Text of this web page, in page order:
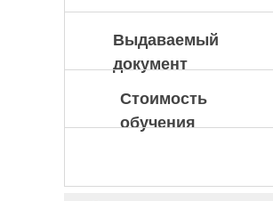
Выдаваемый
документ
Стоимость
обучения